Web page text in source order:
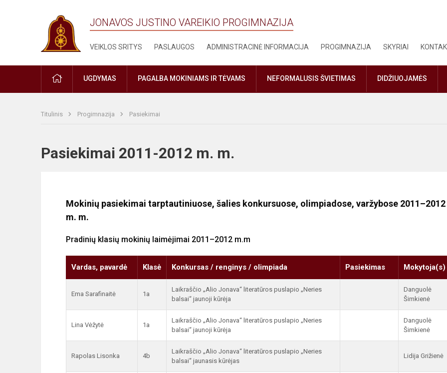
JONAVOS JUSTINO VAREIKIO PROGIMNAZIJA
VEIKLOS SRITYS PASLAUGOS ADMINISTRACINĖ INFORMACIJA PROGIMNAZIJA SKYRIAI
PRADŽIAUGDYMAS PAGALBA MOKINIAMS IR TĖVAMS NEFORMALUSIS ŠVIETIMAS DIDŽIUOJAMĖS
Titulinis Progimnazija Pasiekimai
Pasiekimai 2011-2012 m. m.
Mokinių pasiekimai tarptautiniuose, šalies konkursuose, olimpiadose, varžybose 2011–2012
m. m.
Pradinių klasių mokinių laimėjimai 2011–2012 m.m
Vardas, pavardė Klasė Konkursas / renginys / olimpiada Pasiekimas Mokytoja(s)
Ema Sarafinaitė 1a
Laikraščio „Alio Jonava“ literatūros puslapio „Neries
balsai“ jaunoji kūrėja
Danguolė
Šimkienė
Lina Vėžytė 1a
Laikraščio „Alio Jonava“ literatūros puslapio „Neries
balsai“ jaunoji kūrėja
Danguolė
Šimkienė
Rapolas Lisonka 4b
Laikraščio „Alio Jonava“ literatūros puslapio „Neries
balsai“ jaunasis kūrėjas
Lidija Grižienė